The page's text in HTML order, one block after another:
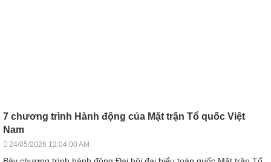
7 chương trình Hành động của Mặt trận Tổ quốc Việt
Nam
24/05/2026 12:04:00 AM